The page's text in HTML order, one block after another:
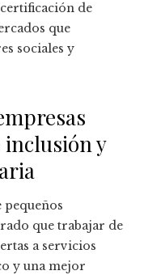
de
que
sociales y
inclusión y
pequeños
que trabajar de
a servicios
y una mejor